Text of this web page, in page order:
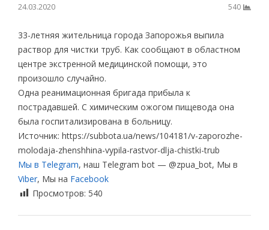
24.03.2020 540
33-летняя жительница города Запорожья выпила
раствор для чистки труб. Как сообщают в областном
центре экстренной медицинской помощи, это
произошло случайно.
Одна реанимационная бригада прибыла к
пострадавшей. С химическим ожогом пищевода она
была госпитализирована в больницу.
Источник: https://subbota.ua/news/104181/v-zaporozhe-
molodaja-zhenshhina-vypila-rastvor-dlja-chistki-trub
Мы в Telegram, наш Telegram bot — @zpua_bot, Мы в
Viber, Мы на Facebook
Просмотров: 540